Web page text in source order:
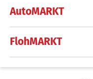
AutoMARKT
FlohMARKT